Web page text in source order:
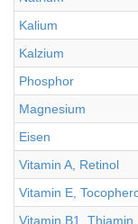
Kalium
Kalzium
Phosphor
Magnesium
Eisen
Vitamin A, Retinol
Vitamin E,
Vitamin B1, Thiamin